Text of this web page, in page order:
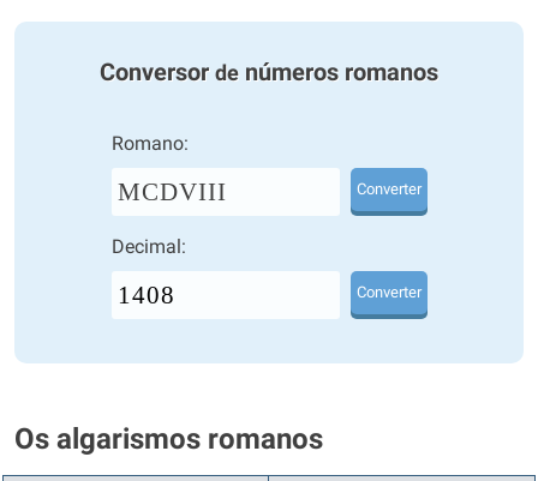
Conversor de números romanos
Romano:
MCDVIII Converter
Decimal:
Converter
Os algarismos romanos